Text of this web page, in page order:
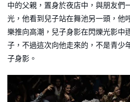
中的父親，置身於夜店中，與朋友們
光，他看到兒子站在舞池另一頭，他
樂推向高潮，兒子身影在閃爍光影中
子，不過這次向他走來的，不是青少
子身影。